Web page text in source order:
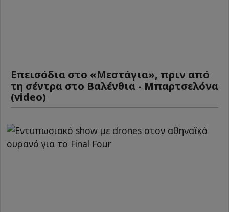
Επεισόδια στο «Μεστάγια», πριν από
τη σέντρα στο Βαλένθια - Μπαρτσελόνα
(video)